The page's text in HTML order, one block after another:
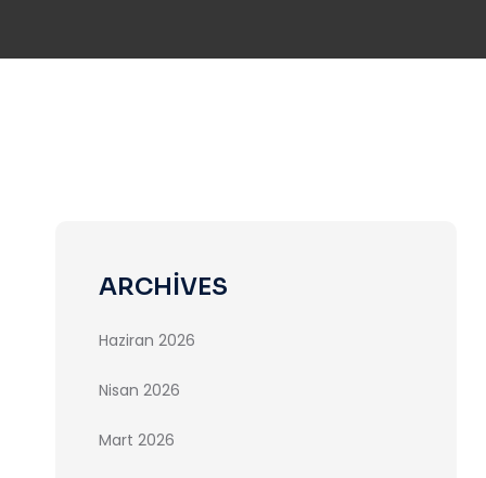
ARCHIVES
Haziran 2026
Nisan 2026
Mart 2026